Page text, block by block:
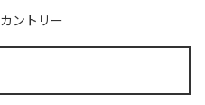
カントリー